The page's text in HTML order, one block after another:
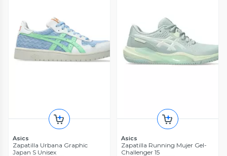
Asics
Zapatilla Urbana Graphic
Japan S Unisex
Asics
Zapatilla Running Mujer Gel-
Challenger 15